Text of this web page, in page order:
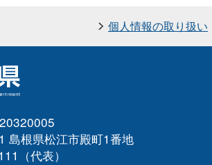
個人情報の取り扱い
根県松江市殿町1番地
（代表）